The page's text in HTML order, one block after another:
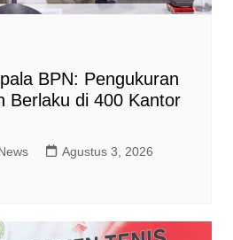
BPN: Pengukuran
Berlaku di 400 Kantor
Agustus 3, 2026